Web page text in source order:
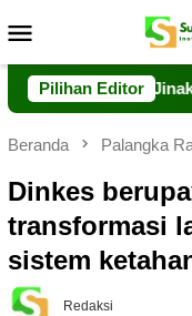
ke
Mobile
Pilihan Editor
Jinakkan
Beranda Palangka
Dinkes
transformasi
sistem
Redaksi